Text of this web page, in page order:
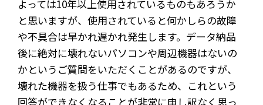
よっては10年以上使用されているものもあろうか
と思いますが、使用されていると何かしらの故障
や不具合は早かれ遅かれ発生します。データ納品
後に絶対に壊れないパソコンや周辺機器はないの
かというご質問をいただくことがあるのですが、
壊れた機器を扱う仕事でもあるため、これという
回答ができなくなることが非常に申し訳なく思っ